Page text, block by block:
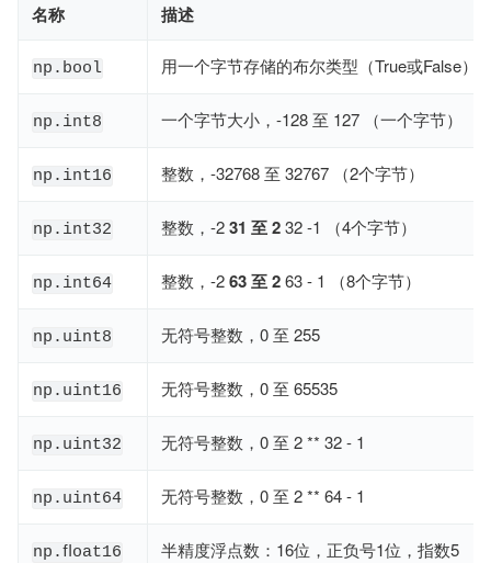
名称 描述
np.bool 用一个字节存储的布尔类型（True或False）
np.int8 一个字节大小，-128 至 127 （一个字节）
np.int16 整数，-32768 至 32767 （2个字节）
np.int32 整数，-231 至232 -1 （4个字节）
np.int64 整数，-263至263 - 1 （8个字节）
np.uint8 无符号整数，0 至 255
np.uint16 无符号整数，0 至 65535
np.uint32 无符号整数，0 至 2 ** 32 - 1
np.uint64 无符号整数，0 至 2 ** 64 - 1
np.ﬂoat16
半精度浮点数：16位，正负号1位，指数5